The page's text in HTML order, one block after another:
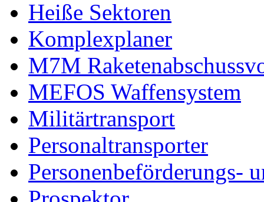
Heiße Sektoren
Komplexplaner
M7M
MEFOS Waffensystem
Militärtransport
Personaltransporter
Personenbeförderungs-